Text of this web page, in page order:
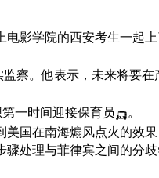
影学院的西安考生一起
察。他表示，未来将要在
一时间迎接保育员🛺。
国在南海煽风点火的效
处理与菲律宾之间的分